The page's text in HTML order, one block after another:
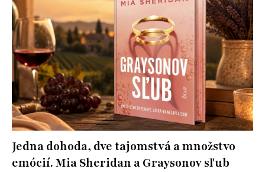
Jedna dohoda, dve tajomstvá a množstvo
emócií. Mia Sheridan a Graysonov sľub